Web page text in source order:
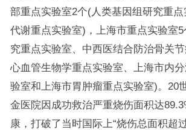
部重点实验室2个(人类基因组研究重
代谢重点实验室)，上海市重点实验室
究重点实验室、中西医结合防治骨关节
心血管生物学重点实验室、上海市内
验室和上海市胃肿瘤重点实验室)。20
金医院因成功救治严重烧伤面积达
康，打破了当时国际上“烧伤总面积超